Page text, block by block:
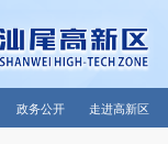
政务公开 走进高新区